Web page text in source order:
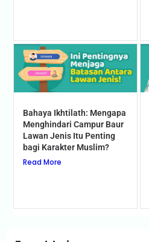
Bahaya Ikhtilath: Mengapa
Menghindari Campur Baur
Lawan Jenis Itu Penting
bagi Karakter Muslim?
Read More